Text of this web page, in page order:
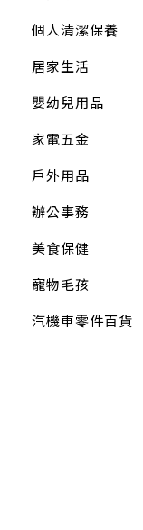
個人清潔保養
居家生活
嬰幼兒用品
家電五金
戶外用品
辦公事務
美食保健
寵物毛孩
汽機車零件百貨